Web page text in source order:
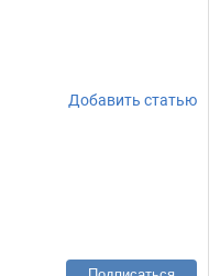
Добавить статью